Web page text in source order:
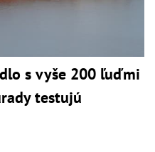
s vyše 200 ľuďmi
testujú